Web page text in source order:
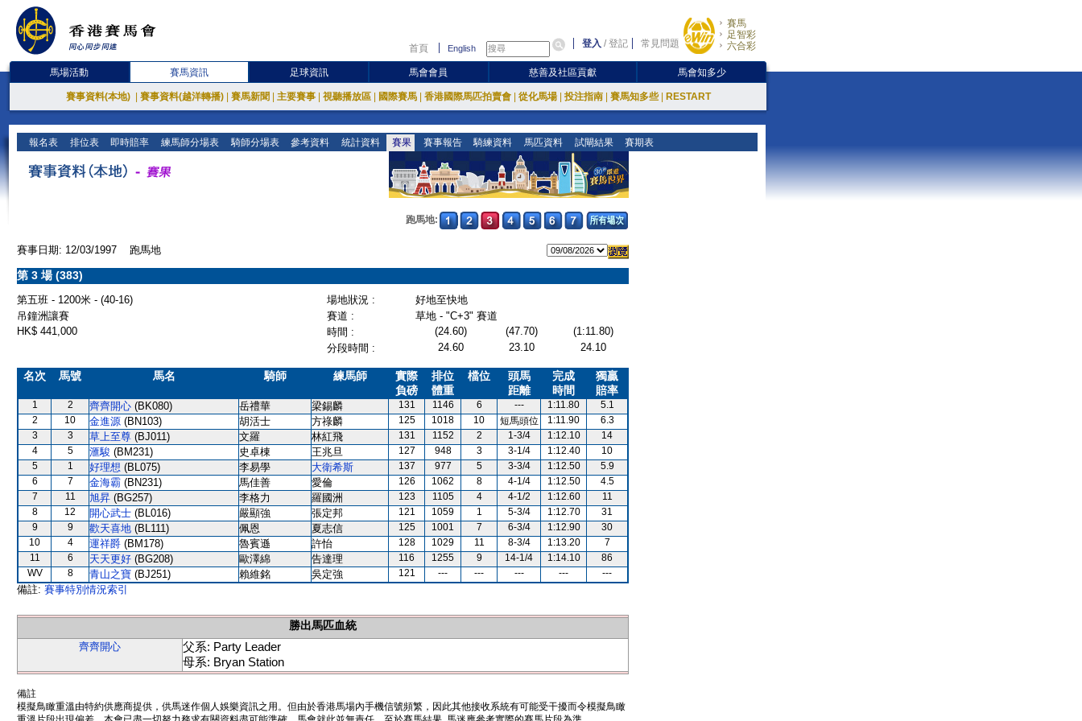
首頁 English 登入 /登記 常見問題
賽馬
足智彩
六合彩
馬場活動 賽馬資訊 足球資訊 馬會會員 慈善及社區貢獻 馬會知多少
賽事資料(本地) 賽事資料(越洋轉播) 賽馬新聞 主要賽事 視聽播放區 國際賽馬 香港國際馬匹拍賣會 從化馬場 投注指南 賽馬知多些 RESTART
報名表 排位表 即時賠率 練馬師分場表 騎師分場表 參考資料 統計資料 賽果 賽事報告 騎練資料 馬匹資料 試閘結果 賽期表
跑馬地:
賽事日期: 12/03/1997 跑馬地
第 3 場 (383)
第五班 - 1200米 - (40-16) 場地狀況 :
好地至快地
吊鐘洲讓賽
賽道 :
草地 - "C+3" 賽道
HK$ 441,000
時間 : (24.60) (47.70)
(1:11.80)
分段時間 :
24.60 23.10 24.10
名次 馬號 馬名 騎師 練馬師
實際
負磅
排位
體重
檔位
頭馬
距離
完成
時間
獨贏
賠率
1 2 齊齊開心 (BK080) 岳禮華 梁錫麟 131 1146 6 --- 1:11.80
5.1
2
10 金進源 (BN103) 胡活士 方祿麟 125 1018 10 短馬頭位 1:11.90
6.3
3
3 草上至尊 (BJ011) 文羅 林紅飛 131 1152 2 1-3/4 1:12.10
14
4
5 滙駿 (BM231) 史卓棟 王兆旦 127 948 3 3-1/4 1:12.40
10
5
1 好理想 (BL075) 李易學 大衛希斯 137 977 5 3-3/4 1:12.50
5.9
6
7 金海霸 (BN231) 馬佳善 愛倫 126 1062 8 4-1/4 1:12.50
4.5
7
11 旭昇 (BG257) 李格力 羅國洲 123 1105 4 4-1/2 1:12.60
11
8
12 開心武士 (BL016) 嚴顯強 張定邦 121 1059 1 5-3/4 1:12.70
31
9
9 歡天喜地 (BL111) 佩恩 夏志信 125 1001 7 6-3/4 1:12.90
30
10
4 運祥爵 (BM178) 魯賓遜 許怡 128 1029 11 8-3/4 1:13.20
7
11
6 天天更好 (BG208) 歐澤綿 告達理 116 1255 9 14-1/4 1:14.10
86
WV
8 青山之寶 (BJ251) 賴維銘 吳定強 121 --- --- --- --- ---
備註: 賽事特別情況索引
勝出馬匹血統
齊齊開心
父系: Party Leader
母系: Bryan Station
備註
模擬鳥瞰重溫由特約供應商提供，供馬迷作個人娛樂資訊之用。但由於香港馬場內手機信號頻繁，因此其他接收系統有可能受干擾而令模擬鳥瞰